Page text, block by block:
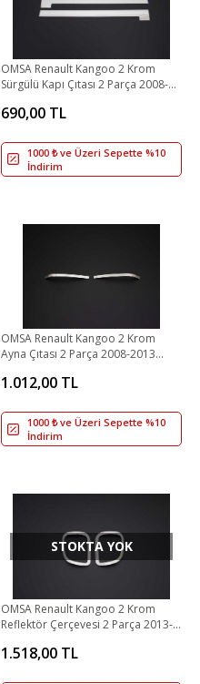
OMSA Renault Kangoo 2 Krom
Sürgülü Kapı Çıtası 2 Parça 2008-
690,00 TL
1000 ₺ ve Üzeri Sepette %10
İndirim
OMSA Renault Kangoo 2 Krom
Ayna Çıtası 2 Parça 2008-2013
1.012,00 TL
1000 ₺ ve Üzeri Sepette %10
İndirim
STOKTA YOK
OMSA Renault Kangoo 2 Krom
Reflektör Çerçevesi 2 Parça 2013-
1.518,00 TL